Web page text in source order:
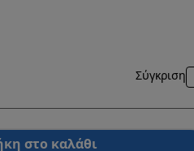
Σύγκριση
στο καλάθι